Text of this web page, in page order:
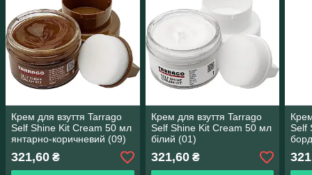
Крем для взуття Tarrago
Self Shine Kit Cream 50 мл
янтарно-коричневий (09)
321,60 ₴
Крем для взуття Tarrago
Self Shine Kit Cream 50 мл
білий (01)
321,60₴
Self